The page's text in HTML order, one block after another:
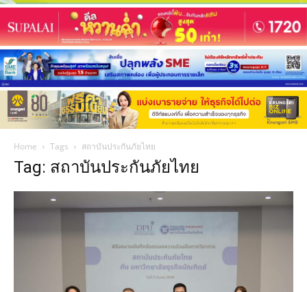
Home Tags สถาบันประกันภัยไทย
Tag: สถาบันประกันภัยไทย